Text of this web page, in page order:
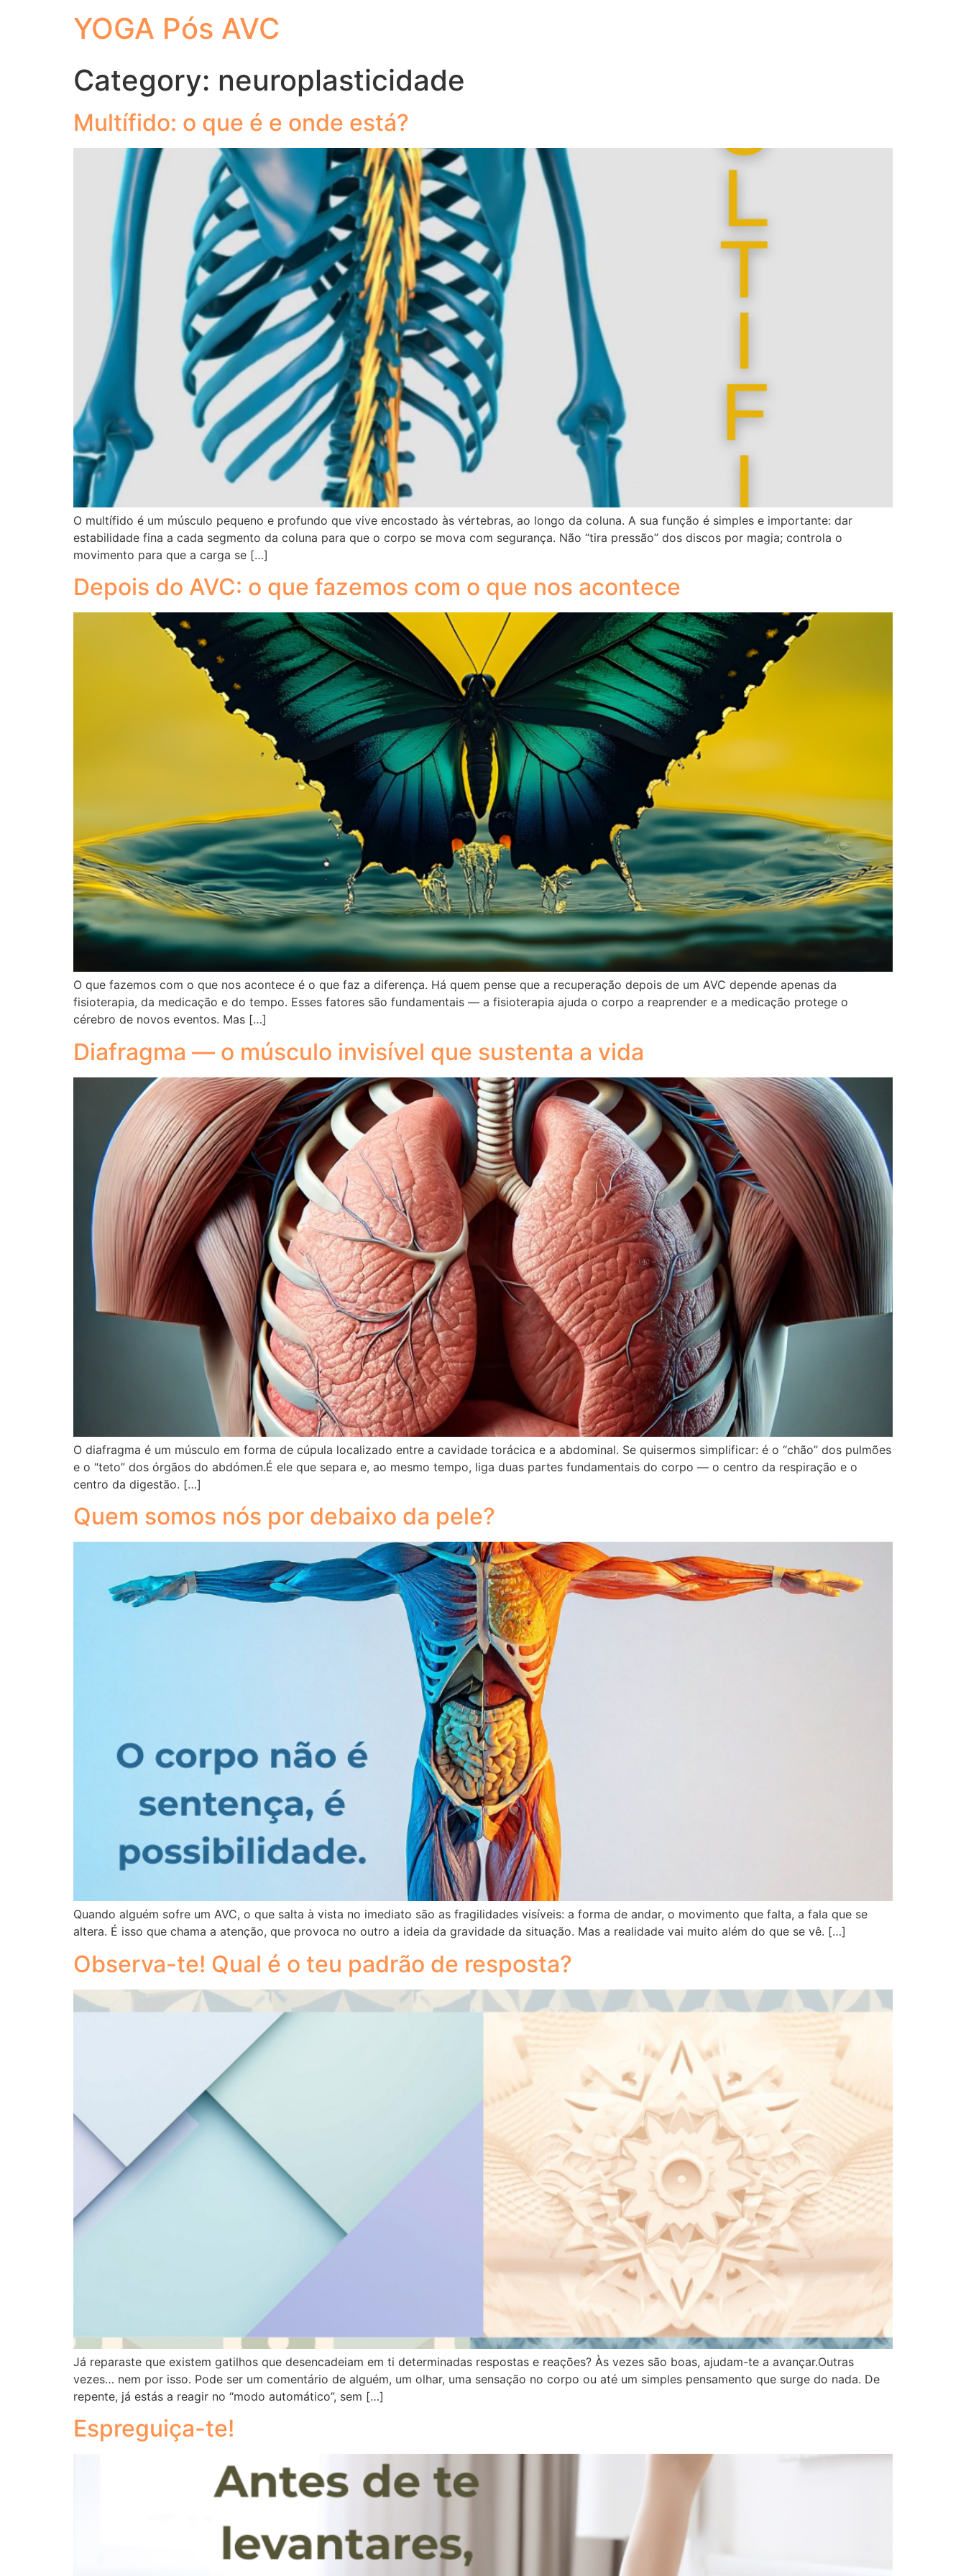
YOGA Pós AVC
Category: neuroplasticidade
Multífido: o que é e onde está?
O multífido é um músculo pequeno e profundo que vive encostado às vértebras, ao longo da coluna. A sua função é simples e importante: dar
estabilidade fina a cada segmento da coluna para que o corpo se mova com segurança. Não “tira pressão” dos discos por magia; controla o
movimento para que a carga se […]
Depois do AVC: o que fazemos com o que nos acontece
O que fazemos com o que nos acontece é o que faz a diferença. Há quem pense que a recuperação depois de um AVC depende apenas da
fisioterapia, da medicação e do tempo. Esses fatores são fundamentais — a fisioterapia ajuda o corpo a reaprender e a medicação protege o
cérebro de novos eventos. Mas […]
Diafragma — o músculo invisível que sustenta a vida
O diafragma é um músculo em forma de cúpula localizado entre a cavidade torácica e a abdominal. Se quisermos simplificar: é o “chão” dos pulmões
e o “teto” dos órgãos do abdómen.É ele que separa e, ao mesmo tempo, liga duas partes fundamentais do corpo — o centro da respiração e o
centro da digestão. […]
Quem somos nós por debaixo da pele?
Quando alguém sofre um AVC, o que salta à vista no imediato são as fragilidades visíveis: a forma de andar, o movimento que falta, a fala que se
altera. É isso que chama a atenção, que provoca no outro a ideia da gravidade da situação. Mas a realidade vai muito além do que se vê. […]
Observa-te! Qual é o teu padrão de resposta?
Já reparaste que existem gatilhos que desencadeiam em ti determinadas respostas e reações? Às vezes são boas, ajudam-te a avançar.Outras
vezes… nem por isso. Pode ser um comentário de alguém, um olhar, uma sensação no corpo ou até um simples pensamento que surge do nada. De
repente, já estás a reagir no “modo automático”, sem […]
Espreguiça-te!